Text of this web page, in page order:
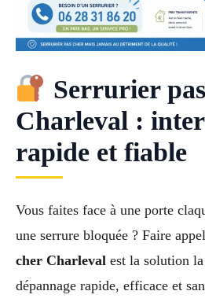
Serrurier
Charleval :
rapide et fiable
Vous faites face à une porte
une serrure bloquée ? Faire
cher Charleval est la solution
dépannage rapide, efficace et